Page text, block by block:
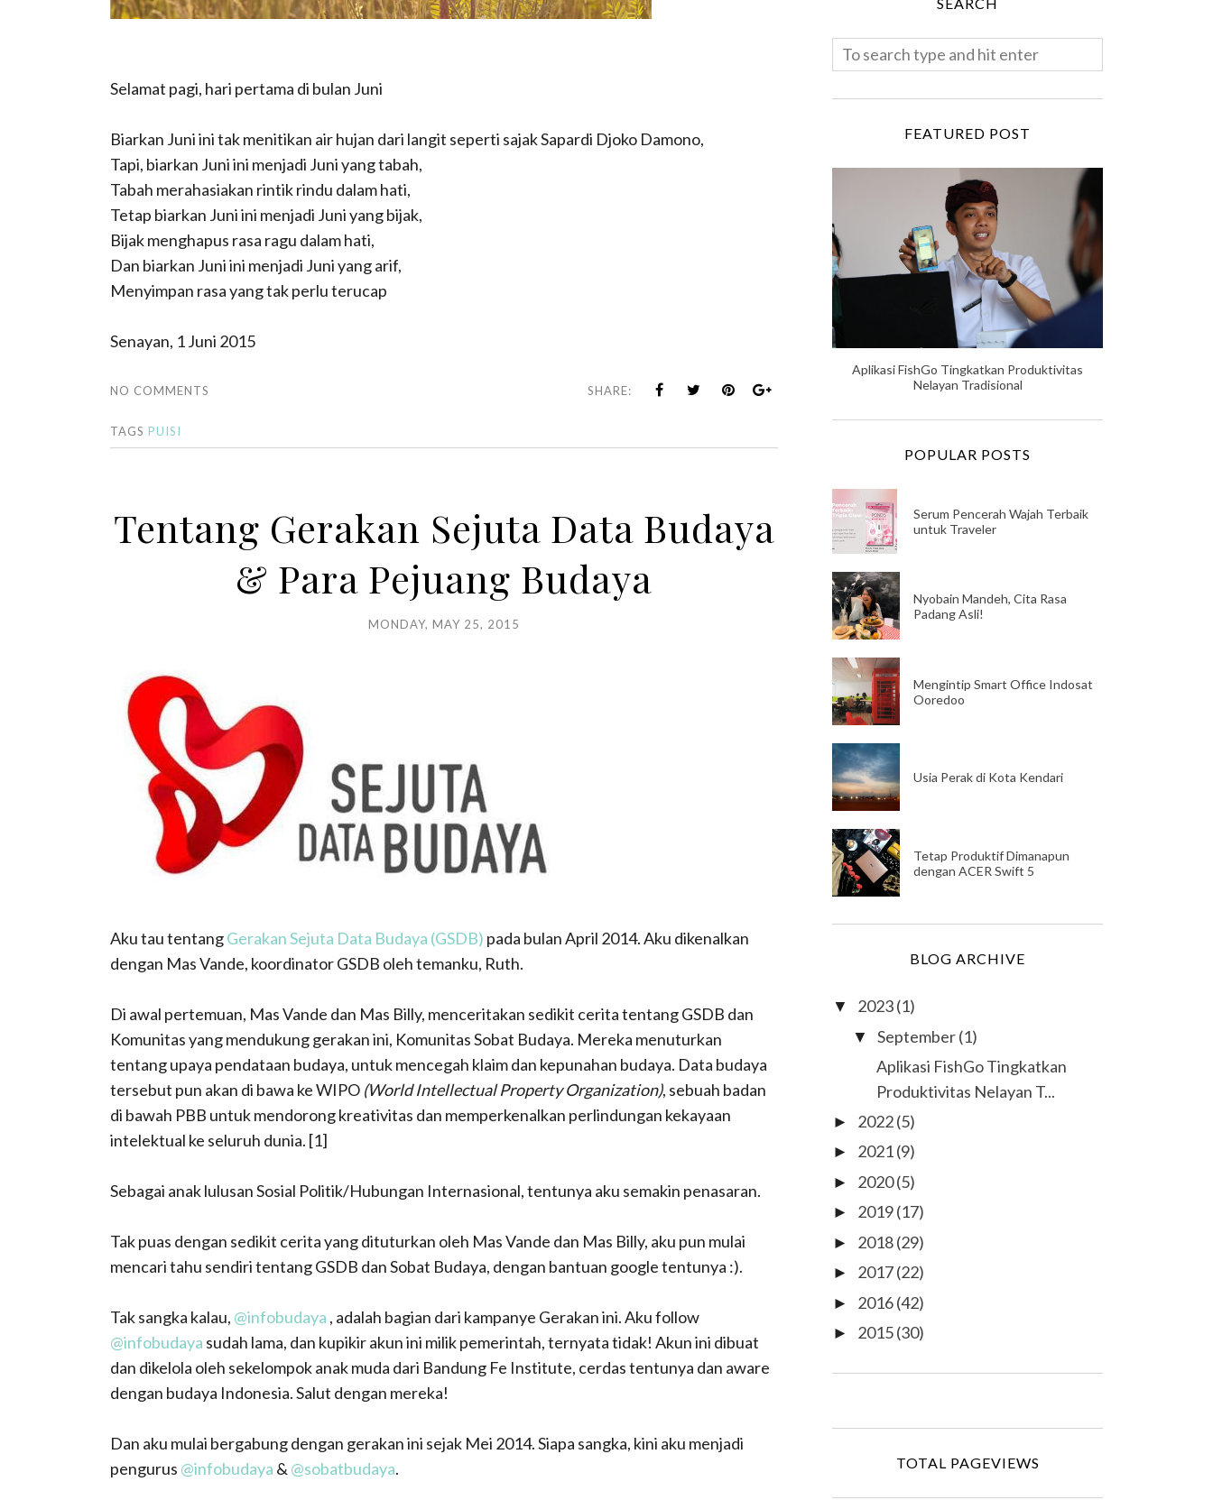
Selamat pagi, hari pertama di bulan Juni
Biarkan Juni ini tak menitikan air hujan dari langit seperti sajak Sapardi Djoko Damono,
Tapi, biarkan Juni ini menjadi Juni yang tabah,
Tabah merahasiakan rintik rindu dalam hati,
Tetap biarkan Juni ini menjadi Juni yang bijak,
Bijak menghapus rasa ragu dalam hati,
Dan biarkan Juni ini menjadi Juni yang arif,
Menyimpan rasa yang tak perlu terucap
Senayan, 1 Juni 2015
NO COMMENTS SHARE:
TAGS PUISI
Tentang Gerakan Sejuta Data Budaya
& Para Pejuang Budaya
MONDAY, MAY 25, 2015
Aku tau tentangGerakan Sejuta Data Budaya (GSDB) pada bulan April 2014. Aku dikenalkan
dengan Mas Vande, koordinator GSDB oleh temanku, Ruth.
Di awal pertemuan, Mas Vande dan Mas Billy, menceritakan sedikit cerita tentang GSDB dan
Komunitas yang mendukung gerakan ini, Komunitas Sobat Budaya. Mereka menuturkan
tentang upaya pendataan budaya, untuk mencegah klaim dan kepunahan budaya. Data budaya
tersebut pun akan di bawa ke WIPO (World Intellectual Property Organization), sebuah badan
di bawah PBB untuk mendorong kreativitas dan memperkenalkan perlindungan kekayaan
intelektual ke seluruh dunia. [1]
Sebagai anak lulusan Sosial Politik/Hubungan Internasional, tentunya aku semakin penasaran.
Tak puas dengan sedikit cerita yang dituturkan oleh Mas Vande dan Mas Billy, aku pun mulai
mencari tahu sendiri tentang GSDB dan Sobat Budaya, dengan bantuan google tentunya :).
Tak sangka kalau, @infobudaya , adalah bagian dari kampanye Gerakan ini. Aku follow
@infobudaya sudah lama, dan kupikir akun ini milik pemerintah, ternyata tidak! Akun ini dibuat
dan dikelola oleh sekelompok anak muda dari Bandung Fe Institute, cerdas tentunya dan aware
dengan budaya Indonesia. Salut dengan mereka!
Dan aku mulai bergabung dengan gerakan ini sejak Mei 2014. Siapa sangka, kini aku menjadi
pengurus @infobudaya & @sobatbudaya.
FEATURED POST
Aplikasi FishGo Tingkatkan Produktivitas
Nelayan Tradisional
POPULAR POSTS
Serum Pencerah Wajah Terbaik
untuk Traveler
Nyobain Mandeh, Cita Rasa
Padang Asli!
Mengintip Smart Office Indosat
Ooredoo
Usia Perak di Kota Kendari
Tetap Produktif Dimanapun
dengan ACER Swift 5
BLOG ARCHIVE
▼ 2023(1)
▼ September (1)
Aplikasi FishGo Tingkatkan
Produktivitas Nelayan T...
► 2022(5)
► 2021(9)
► 2020(5)
► 2019(17)
► 2018(29)
► 2017(22)
► 2016(42)
► 2015(30)
TOTAL PAGEVIEWS